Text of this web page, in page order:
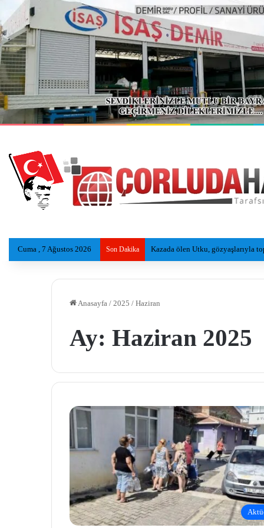
Cuma , 7 Ağustos 2026 Son Dakika Kazada ölen Utku, gözyaşlarıyla
Anasayfa / 2025 / Haziran
Ay: Haziran 2025